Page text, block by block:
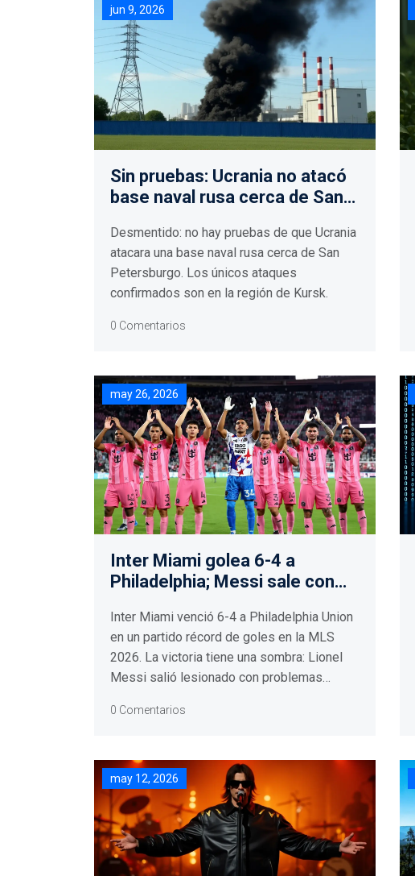
jun 9, 2026
Sin pruebas: Ucrania no atacó
base naval rusa cerca de San
Desmentido: no hay pruebas de que Ucrania
atacara una base naval rusa cerca de San
Petersburgo. Los únicos ataques
confirmados son en la región de Kursk.
0 Comentarios
may 26, 2026
Inter Miami golea 6-4 a
Philadelphia; Messi sale con
Inter Miami venció 6-4 a Philadelphia Union
en un partido récord de goles en la MLS
2026. La victoria tiene una sombra: Lionel
Messi salió lesionado con problemas
0 Comentarios
may 12, 2026